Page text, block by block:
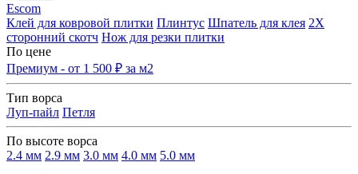
Escom
Клей для ковровой плитки Плинтус Шпатель для клея 2Х
сторонний скотч Нож для резки плитки
По цене
Премиум - от 1 500 ₽ за м2
Тип ворса
Луп-пайл Петля
По высоте ворса
2.4 мм 2.9 мм 3.0 мм 4.0 мм 5.0 мм